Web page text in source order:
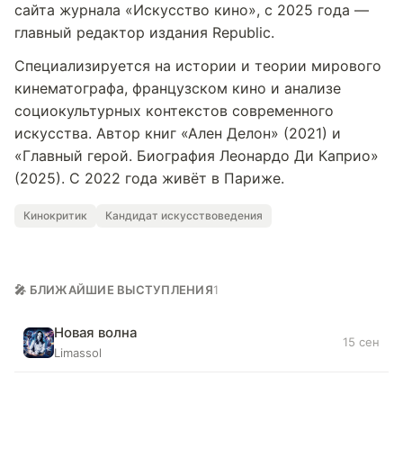
сайта журнала «Искусство кино», с 2025 года —
главный редактор издания Republic.
Специализируется на истории и теории мирового
кинематографа, французском кино и анализе
социокультурных контекстов современного
искусства. Автор книг «Ален Делон» (2021) и
«Главный герой. Биография Леонардо Ди Каприо»
(2025). С 2022 года живёт в Париже.
Кинокритик Кандидат искусствоведения
🎤 БЛИЖАЙШИЕ ВЫСТУПЛЕНИЯ1
Новая волна
Limassol
15 сен